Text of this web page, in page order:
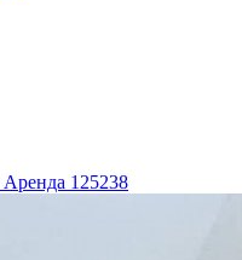
Аренда 125238